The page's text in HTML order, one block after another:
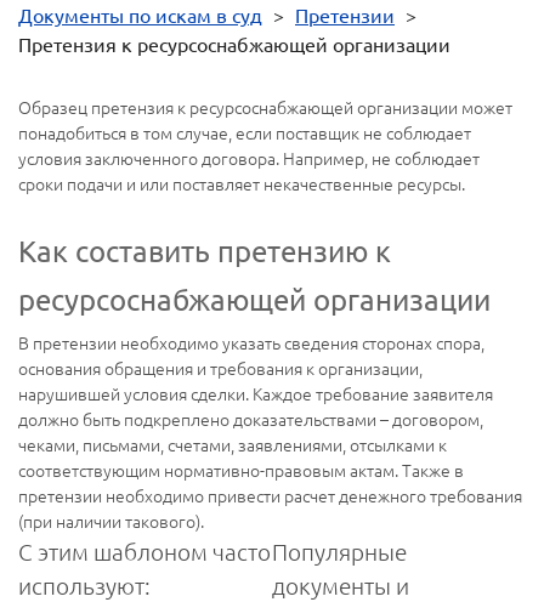
Документы по искам в суд > Претензии >
Претензия к ресурсоснабжающей организации
Образец претензия к ресурсоснабжающей организации может
понадобиться в том случае, если поставщик не соблюдает
условия заключенного договора. Например, не соблюдает
сроки подачи и или поставляет некачественные ресурсы.
Как составить претензию к
ресурсоснабжающей организации
В претензии необходимо указать сведения сторонах спора,
основания обращения и требования к организации,
нарушившей условия сделки. Каждое требование заявителя
должно быть подкреплено доказательствами – договором,
чеками, письмами, счетами, заявлениями, отсылками к
соответствующим нормативно-правовым актам. Также в
претензии необходимо привести расчет денежного требования
(при наличии такового).
С этим шаблоном часто
используют:
Популярные
документы и